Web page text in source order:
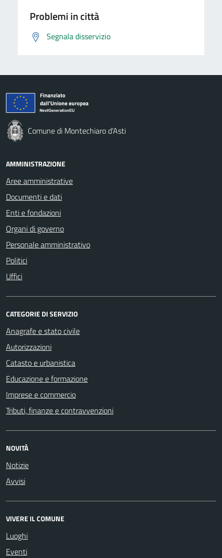
Problemi in città
Segnala disservizio
Comune di Montechiaro d'Asti
AMMINISTRAZIONE
Aree amministrative
Documenti e dati
Enti e fondazioni
Organi di governo
Personale amministrativo
Politici
Uffici
CATEGORIE DI SERVIZIO
Anagrafe e stato civile
Autorizzazioni
Catasto e urbanistica
Educazione e formazione
Imprese e commercio
Tributi, finanze e contravvenzioni
NOVITÀ
Notizie
Avvisi
VIVERE IL COMUNE
Luoghi
Eventi